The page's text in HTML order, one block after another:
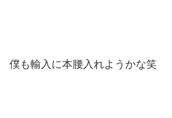
僕も輸入に本腰入れようかな笑